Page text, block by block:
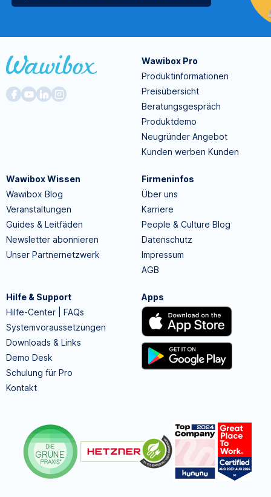
Wawibox Pro
Produktinformationen
Preisübersicht
Beratungsgespräch
Produktdemo
Neugründer Angebot
Kunden werben Kunden
Wawibox Wissen
Wawibox Blog
Veranstaltungen
Guides & Leitfäden
Newsletter abonnieren
Unser Partnernetzwerk
Firmeninfos
Über uns
Karriere
People & Culture Blog
Datenschutz
Impressum
AGB
Hilfe & Support
Hilfe-Center | FAQs
Systemvoraussetzungen
Downloads & Links
Demo Desk
Schulung für Pro
Kontakt
Apps